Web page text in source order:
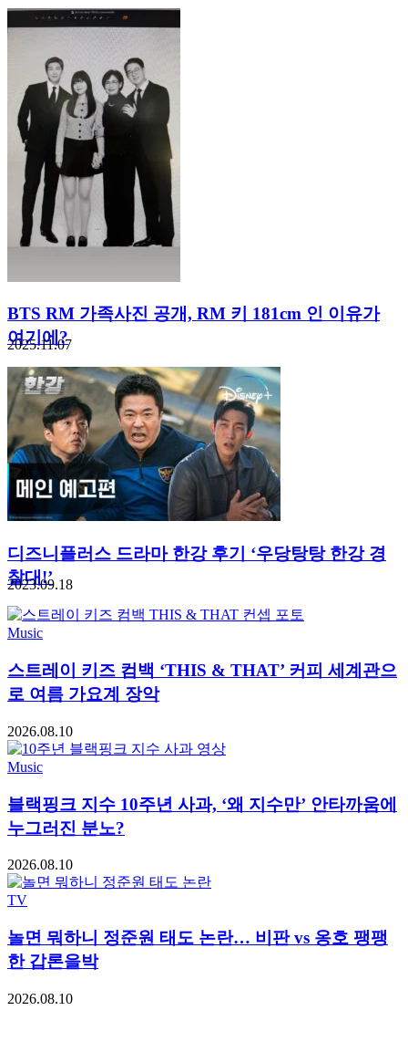
BTS RM 가족사진 공개, RM 키 181cm 인 이유가
여기에?
2025.11.07
디즈니플러스 드라마 한강 후기 ‘우당탕탕 한강 경
찰대!’
2023.09.18
Music
스트레이 키즈 컴백 ‘THIS & THAT’ 커피 세계관으
로 여름 가요계 장악
2026.08.10
Music
블랙핑크 지수 10주년 사과, ‘왜 지수만’ 안타까움에
누그러진 분노?
2026.08.10
TV
놀면 뭐하니 정준원 태도 논란… 비판 vs 옹호 팽팽
한 갑론을박
2026.08.10